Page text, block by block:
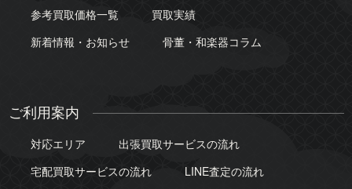
参考買取価格一覧
買取実績
新着情報・お知らせ
骨董・和楽器コラム
ご利用案内
対応エリア
出張買取サービスの流れ
宅配買取サービスの流れ
LINE査定の流れ